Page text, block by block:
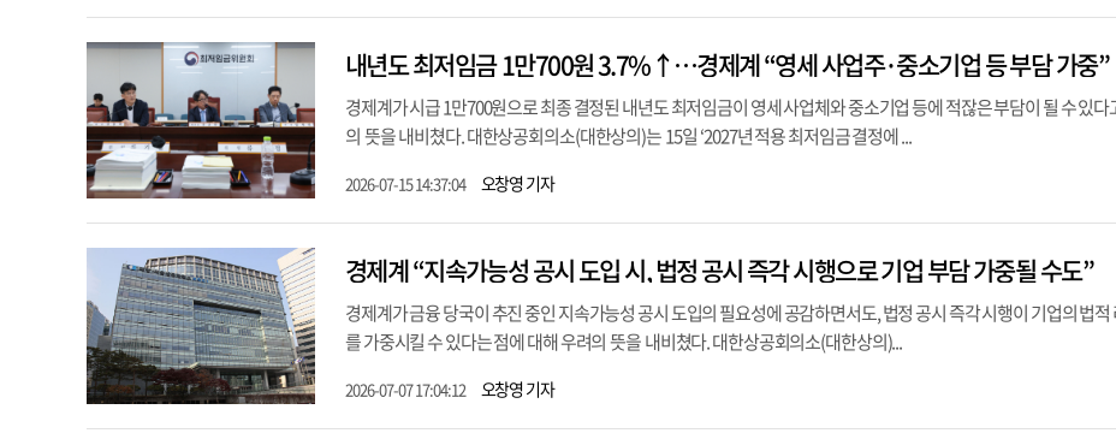
내년도 최저임금 1만700원 3.7%↑…경제계 “영세 사업주·중소기업 등 부담 가중”
경제계가 시급 1만700원으로 최종 결정된 내년도 최저임금이 영세 사업체와 중소기업 등에 적잖은 부담이 될 수 있다
의 뜻을 내비쳤다. 대한상공회의소(대한상의)는 15일 ‘2027년 적용 최저임금 결정에 ...
2026-07-15 14:37:04 오창영 기자
경제계 “지속가능성 공시 도입 시, 법정 공시 즉각 시행으로 기업 부담 가중될 수도”
경제계가 금융 당국이 추진 중인 지속가능성 공시 도입의 필요성에 공감하면서도, 법정 공시 즉각 시행이 기업의 법적
를 가중시킬 수 있다는 점에 대해 우려의 뜻을 내비쳤다. 대한상공회의소(대한상의)...
2026-07-07 17:04:12 오창영 기자